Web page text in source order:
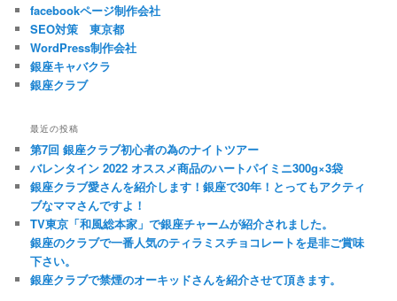
facebookページ制作会社
SEO対策 東京都
WordPress制作会社
銀座キャバクラ
銀座クラブ
最近の投稿
第7回 銀座クラブ初心者の為のナイトツアー
バレンタイン 2022 オススメ商品のハートパイミニ300g×3袋
銀座クラブ愛さんを紹介します！銀座で30年！とってもアクティ
ブなママさんですよ！
TV東京「和風総本家」で銀座チャームが紹介されました。
銀座のクラブで一番人気のティラミスチョコレートを是非ご賞味
下さい。
銀座クラブで禁煙のオーキッドさんを紹介させて頂きます。